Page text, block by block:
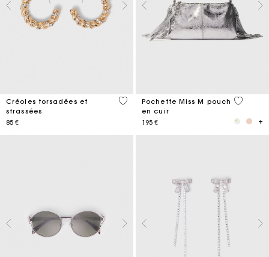
Créoles torsadées et
strassées
85 €
3,2 out of 5 Customer Rating
Pochette Miss M pouch
en cuir
195 €
4,1 out